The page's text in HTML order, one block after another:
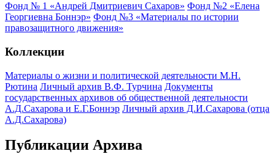
Фонд № 1 «Андрей Дмитриевич Сахаров» Фонд №2 «Елена
Георгиевна Боннэр» Фонд №3 «Материалы по истории
правозащитного движения»
Коллекции
Материалы о жизни и политической деятельности М.Н.
Рютина Личный архив В.Ф. Турчина Документы
государственных архивов об общественной деятельности
А.Д.Сахарова и Е.Г.Боннэр Личный архив Д.И.Сахарова (отца
А.Д.Сахарова)
Публикации Архива